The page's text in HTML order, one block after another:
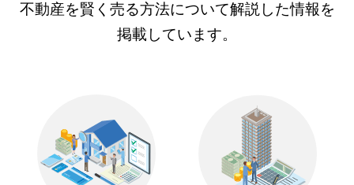
不動産を賢く売る方法について解説した情報を
掲載しています。